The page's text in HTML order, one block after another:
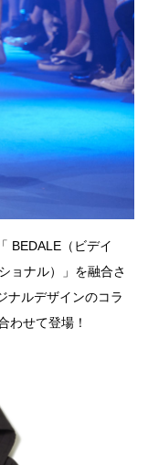
BEDALE（ビデイ
ョナル）」を融合さ
ナルデザインのコラ
わせて登場！